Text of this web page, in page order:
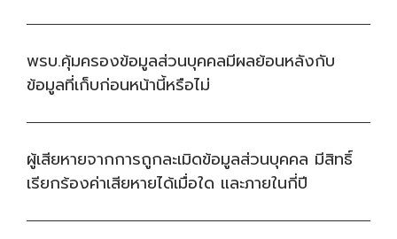
พรบ.คุ้มครองข้อมูลส่วนบุคคลมีผลย้อนหลังกับ
ข้อมูลที่เก็บก่อนหน้านี้หรือไม่
ผู้เสียหายจากการถูกละเมิดข้อมูลส่วนบุคคล มีสิทธิ์
เรียกร้องค่าเสียหายได้เมื่อใด และภายในกี่ปี